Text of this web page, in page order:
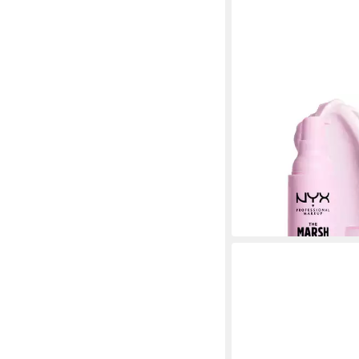
NYX PROFESSIONAL
Primer THE
UVP
in 1-2 Werktagen bei dir